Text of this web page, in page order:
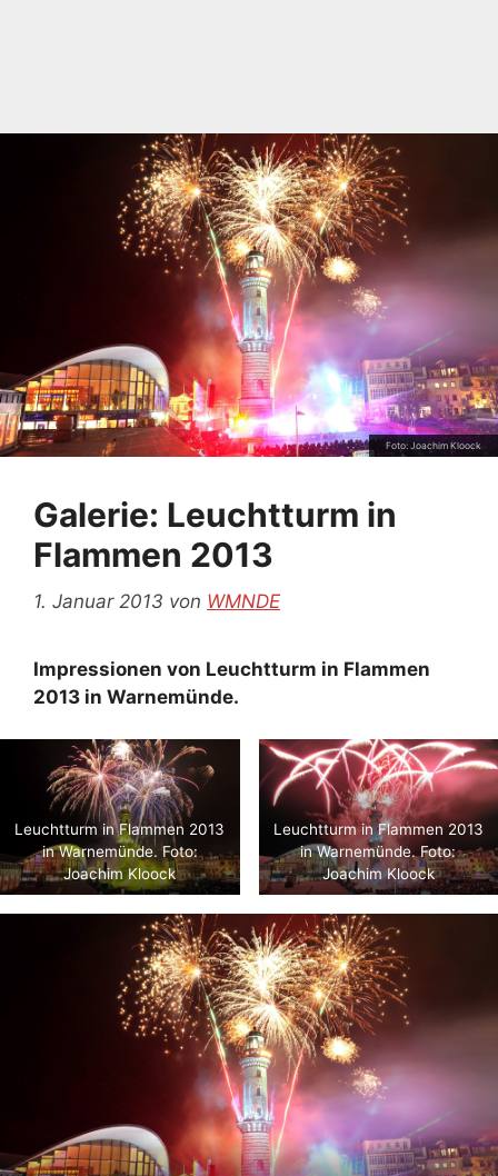
Foto: Joachim Kloock
Galerie: Leuchtturm in
Flammen 2013
1. Januar 2013 von WMNDE
Impressionen von Leuchtturm in Flammen
2013 in Warnemünde.
Leuchtturm in Flammen 2013
in Warnemünde. Foto:
Joachim Kloock
Leuchtturm in Flammen 2013
in Warnemünde. Foto:
Joachim Kloock